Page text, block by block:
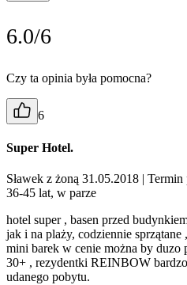
6.0/6
Czy ta opinia była pomocna?
6
Super Hotel.
Sławek z żoną 31.05.2018 |
36-45 lat, w parze
hotel super , basen przed
jak i na plaży, codziennie
mini barek w cenie można by duzo
30+ , rezydentki REINBOW
udanego pobytu.